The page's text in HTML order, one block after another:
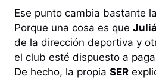
Ese punto cambia bastante
Porque una cosa es que
de la dirección deportiva y
el club esté dispuesto a
De hecho, la propia SER